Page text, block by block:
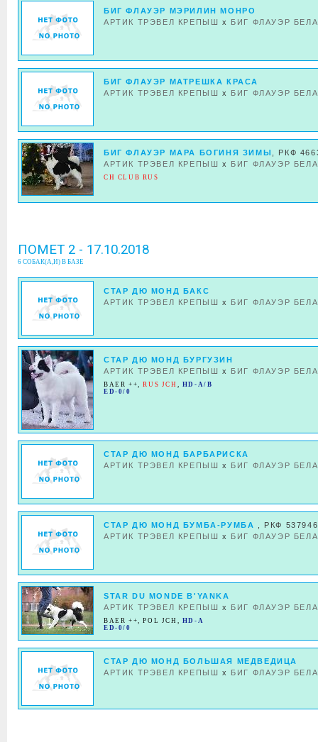
БИГ ФЛАУЭР МЭРИЛИН МОНРО
АРТИК ТРЭВЕЛ КРЕПЫШ x БИГ ФЛАУЭР
БИГ ФЛАУЭР МАТРЕШКА КРАСА
АРТИК ТРЭВЕЛ КРЕПЫШ x БИГ ФЛАУЭР
БИГ ФЛАУЭР МАРА БОГИНЯ ЗИМЫ
, РКФ
АРТИК ТРЭВЕЛ КРЕПЫШ x БИГ ФЛАУЭР
CH CLUB RUS
ПОМЕТ 2 - 17.10.2018
6 СОБАК(А,И) В БАЗЕ
СТАР ДЮ МОНД БАКС
АРТИК ТРЭВЕЛ КРЕПЫШ x БИГ ФЛАУЭР
СТАР ДЮ МОНД БУРГУЗИН
АРТИК ТРЭВЕЛ КРЕПЫШ x БИГ ФЛАУЭР
BAER ++,RUS JCH , HD-A/B
ED-0/0
СТАР ДЮ МОНД БАРБАРИСКА
АРТИК ТРЭВЕЛ КРЕПЫШ x БИГ ФЛАУЭР
СТАР ДЮ МОНД БУМБА-РУМБА
, РКФ
АРТИК ТРЭВЕЛ КРЕПЫШ x БИГ ФЛАУЭР
STAR DU MONDE B'YANKA
АРТИК ТРЭВЕЛ КРЕПЫШ x БИГ ФЛАУЭР
BAER ++,POL JCH , HD-A
ED-0/0
СТАР ДЮ МОНД БОЛЬШАЯ МЕДВЕДИЦА
АРТИК ТРЭВЕЛ КРЕПЫШ x БИГ ФЛАУЭР